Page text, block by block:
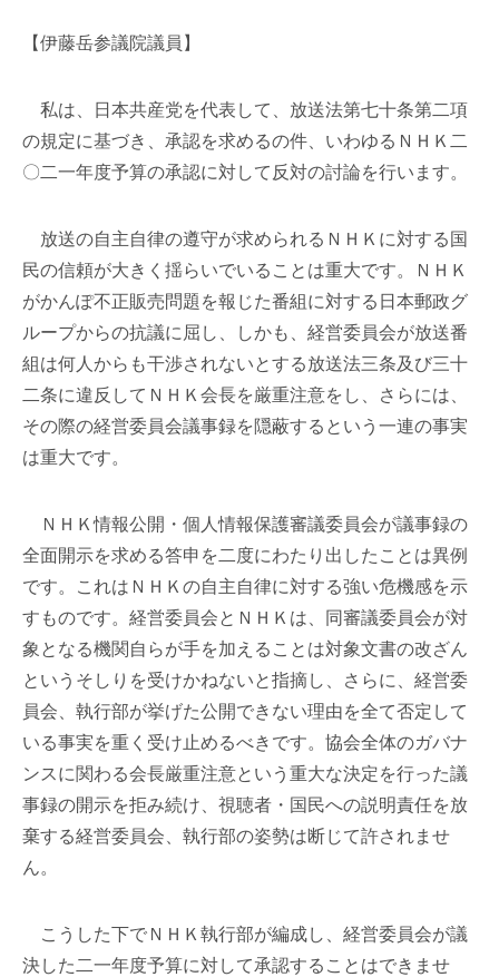
【伊藤岳参議院議員】
私は、日本共産党を代表して、放送法第七十条第二項
の規定に基づき、承認を求めるの件、いわゆるＮＨＫ二
〇二一年度予算の承認に対して反対の討論を行います。
放送の自主自律の遵守が求められるＮＨＫに対する国
民の信頼が大きく揺らいでいることは重大です。ＮＨＫ
がかんぽ不正販売問題を報じた番組に対する日本郵政グ
ループからの抗議に屈し、しかも、経営委員会が放送番
組は何人からも干渉されないとする放送法三条及び三十
二条に違反してＮＨＫ会長を厳重注意をし、さらには、
その際の経営委員会議事録を隠蔽するという一連の事実
は重大です。
ＮＨＫ情報公開・個人情報保護審議委員会が議事録の
全面開示を求める答申を二度にわたり出したことは異例
です。これはＮＨＫの自主自律に対する強い危機感を示
すものです。経営委員会とＮＨＫは、同審議委員会が対
象となる機関自らが手を加えることは対象文書の改ざん
というそしりを受けかねないと指摘し、さらに、経営委
員会、執行部が挙げた公開できない理由を全て否定して
いる事実を重く受け止めるべきです。協会全体のガバナ
ンスに関わる会長厳重注意という重大な決定を行った議
事録の開示を拒み続け、視聴者・国民への説明責任を放
棄する経営委員会、執行部の姿勢は断じて許されませ
ん。
こうした下でＮＨＫ執行部が編成し、経営委員会が議
決した二一年度予算に対して承認することはできませ